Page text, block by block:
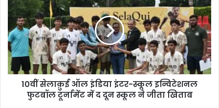
10वीं सेलाक़ुई ऑल इंडिया इंटर-स्कूल इन्विटेशनल
फुटबॉल टूर्नामेंट में द दून स्कूल ने जीता खिताब